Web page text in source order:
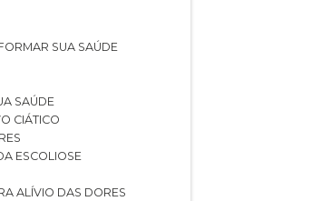
SUA SAÚDE
SAÚDE
CIÁTICO
ESCOLIOSE
ALÍVIO DAS DORES